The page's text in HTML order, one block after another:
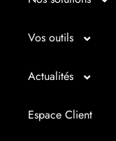
Créateur
Repreneur
Entrepreunariat
Gestion
Juridique
Vos outils
Bilan imagé
Tableau de
Actualités
Actualités
Espace Client